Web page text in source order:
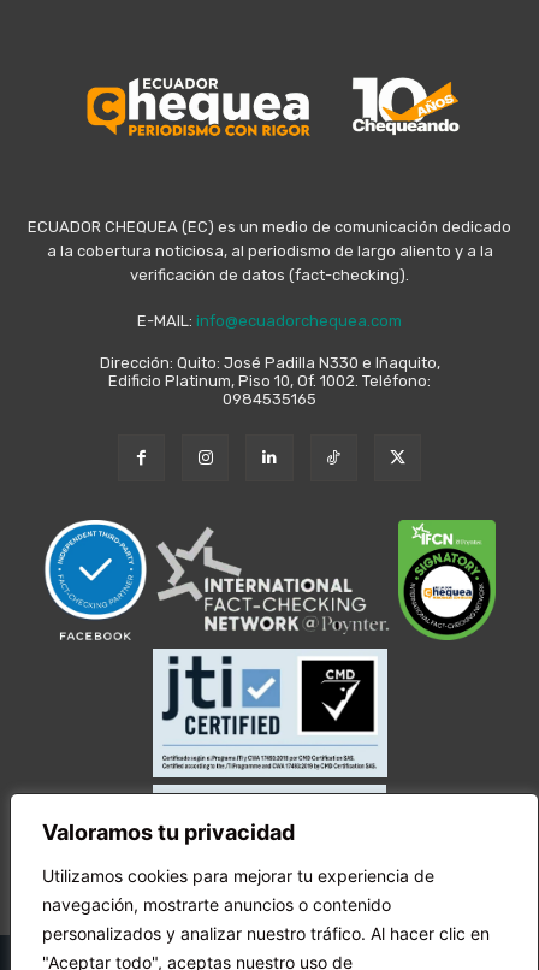
Valoramos tu privacidad
Utilizamos cookies para mejorar tu experiencia de
navegación, mostrarte anuncios o contenido
personalizados y analizar nuestro tráfico. Al hacer clic en
"Aceptar todo", aceptas nuestro uso de
ECUADOR CHEQUEA (EC) es un medio de comunicación dedicado
a la cobertura noticiosa, al periodismo de largo aliento y a la
verificación de datos (fact-checking).
E-MAIL: info@ecuadorchequea.com
Dirección: Quito: José Padilla N330 e Iñaquito,
Edificio Platinum, Piso 10, Of. 1002. Teléfono:
0984535165
© Copyright Ecuador Chequea 2025.